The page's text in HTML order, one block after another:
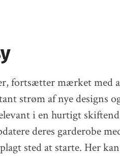
fortsætter mærket med
strøm af nye designs
i en hurtigt
deres garderobe
sted at starte. Her